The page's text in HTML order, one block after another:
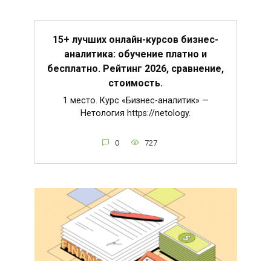
15+ лучших онлайн-курсов бизнес-
аналитика: обучение платно и
бесплатно. Рейтинг 2026, сравнение,
стоимость.
1 место. Курс «Бизнес-аналитик» —
Нетология https://netology.
0 727